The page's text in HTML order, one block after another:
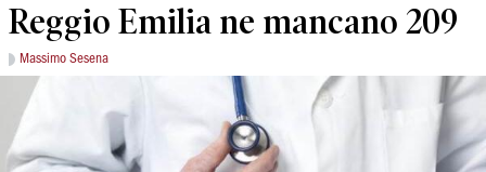
Reggio Emilia ne mancano 209
Massimo Sesena